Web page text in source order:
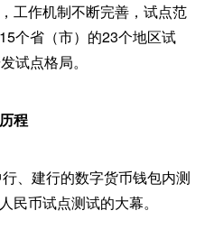
工作机制不断完善，试点范
个省（市）的23个地区试
试点格局。
程
、建行的数字货币钱包内测
民币试点测试的大幕。